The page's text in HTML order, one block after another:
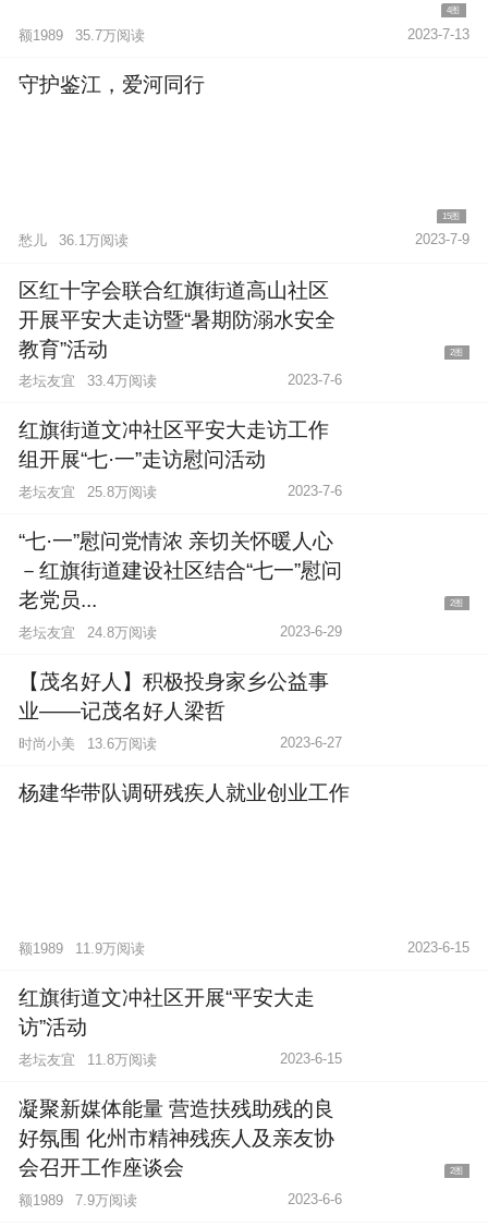
4图
额1989 35.7万阅读 2023-7-13
守护鉴江，爱河同行
15图
愁儿 36.1万阅读 2023-7-9
区红十字会联合红旗街道高山社区
开展平安大走访暨“暑期防溺水安全
教育”活动
2图
老坛友宜 33.4万阅读 2023-7-6
红旗街道文冲社区平安大走访工作
组开展“七·一”走访慰问活动
老坛友宜 25.8万阅读 2023-7-6
“七·一”慰问党情浓 亲切关怀暖人心
－红旗街道建设社区结合“七一”慰问
老党员...
2图
老坛友宜 24.8万阅读 2023-6-29
【茂名好人】积极投身家乡公益事
业——记茂名好人梁哲
时尚小美 13.6万阅读 2023-6-27
杨建华带队调研残疾人就业创业工作
额1989 11.9万阅读 2023-6-15
红旗街道文冲社区开展“平安大走
访”活动
老坛友宜 11.8万阅读 2023-6-15
凝聚新媒体能量 营造扶残助残的良
好氛围 化州市精神残疾人及亲友协
会召开工作座谈会
2图
额1989 7.9万阅读 2023-6-6